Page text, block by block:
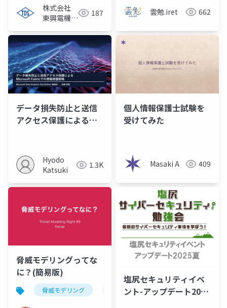
株式会社
東興電機製
187 雲勉.iret 662
データ損失防止と送信
アクセス保護による
Hyodo
Katsuki
1.3K
個人情報保護士試験を
受けてみた
Masaki A 409
脅威モデリングってな
に？(簡易版)
脅威モデリング threat modeling
塩尻セキュリティイベ
ント-アップデート2025